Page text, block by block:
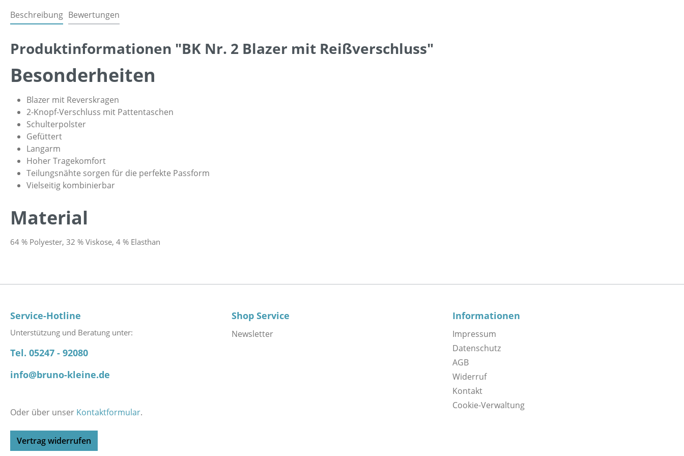
Beschreibung Bewertungen
Produktinformationen "BK Nr. 2 Blazer mit Reißverschluss"
Besonderheiten
Blazer mit Reverskragen
2-Knopf-Verschluss mit Pattentaschen
Schulterpolster
Gefüttert
Langarm
Hoher Tragekomfort
Teilungsnähte sorgen für die perfekte Passform
Vielseitig kombinierbar
Material
64 % Polyester, 32 % Viskose, 4 % Elasthan
Service-Hotline
Unterstützung und Beratung unter:
Tel. 05247 - 92080
info@bruno-kleine.de
Oder über unser Kontaktformular.
Vertrag widerrufen
Shop Service
Newsletter
Informationen
Impressum
Datenschutz
AGB
Widerruf
Kontakt
Cookie-Verwaltung